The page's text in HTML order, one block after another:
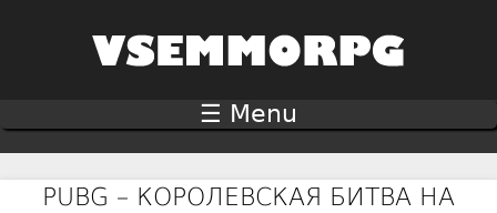
PUBG – КОРОЛЕВСКАЯ БИТВА НА
☰ Menu